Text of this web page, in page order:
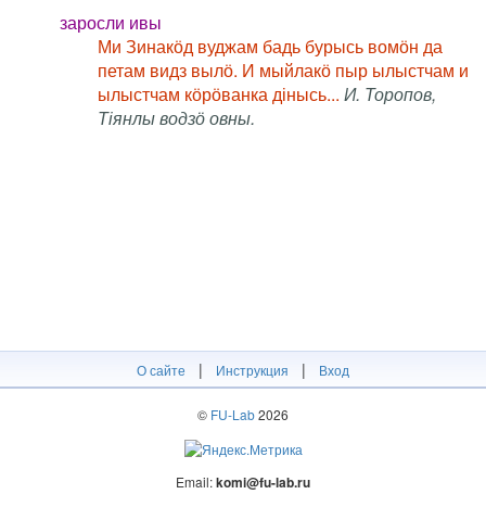
заросли ивы
Ми Зинакӧд вуджам бадь бурысь вомӧн да
петам видз вылӧ. И мыйлакӧ пыр ылыстчам и
ылыстчам кӧрӧванка дінысь... И. Торопов,
Тіянлы водзӧ овны.
О сайте | Инструкция | Вход
© FU-Lab2026
Email:komi@fu-lab.ru